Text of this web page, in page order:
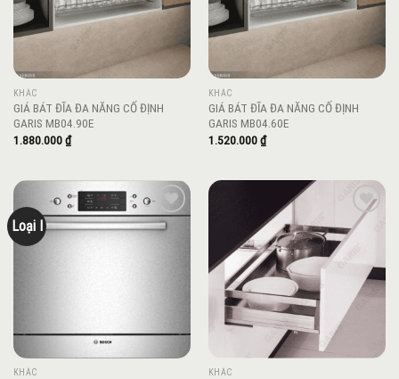
KHÁC
GIÁ BÁT ĐĨA ĐA NĂNG CỐ ĐỊNH
GARIS MB04.90E
1.880.000₫
KHÁC
GIÁ BÁT ĐĨA ĐA NĂNG CỐ ĐỊNH
GARIS MB04.60E
1.520.000₫
Loại I
Add to
KHÁC
Add to
wishlist
KHÁC